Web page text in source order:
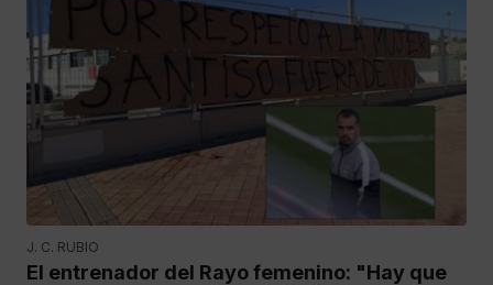
J. C. RUBIO
El entrenador del Rayo femenino: "Hay que